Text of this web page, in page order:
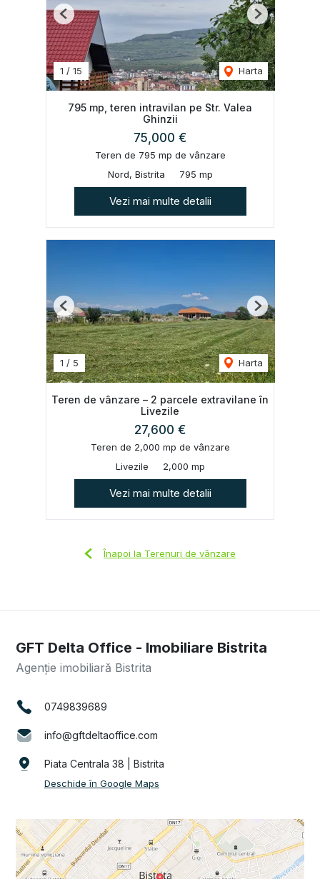
1 / 15 Harta
Previous Next
795 mp, teren intravilan pe Str. Valea
Ghinzii
75,000 €
Teren de 795 mp de vânzare
Nord, Bistrita
795 mp
Vezi mai multe detalii
1 / 5 Harta
Previous Next
Teren de vânzare – 2 parcele extravilane în
Livezile
27,600 €
Teren de 2,000 mp de vânzare
Livezile
2,000 mp
Vezi mai multe detalii
Înapoi la Terenuri de vânzare
GFT Delta Office - Imobiliare Bistrita
Agenție imobiliară Bistrita
0749839689
info@gftdeltaoffice.com
Piata Centrala 38 | Bistrita
Deschide în Google Maps